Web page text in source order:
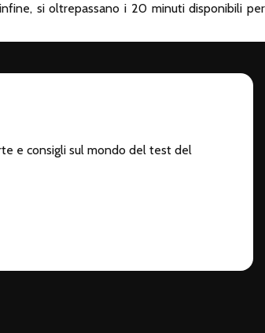
si oltrepassano i 20 minuti disponibili per
e consigli sul mondo del test del